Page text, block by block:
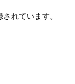
れています。